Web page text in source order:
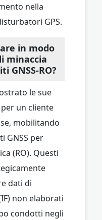
nella
GPS.
in modo
minaccia
GNSS-RO?
le sue
un cliente
mobilitando
GNSS per
(RO). Questi
dati di
non elaborati
condotti negli